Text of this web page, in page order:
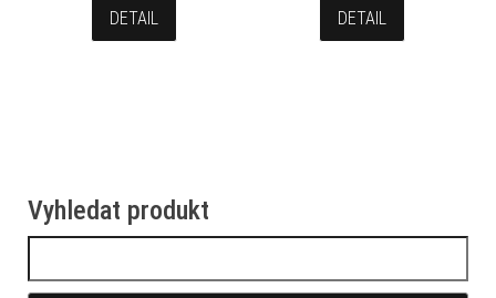
DETAIL DETAIL
Vyhledat produkt